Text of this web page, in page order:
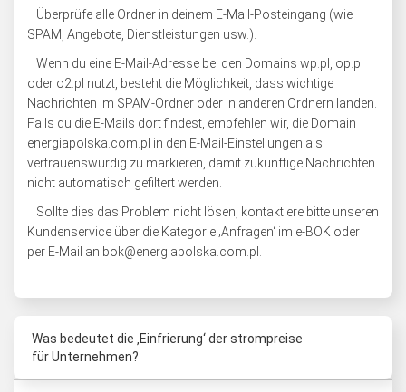
Überprüfe alle Ordner in deinem E-Mail-Posteingang (wie
SPAM, Angebote, Dienstleistungen usw.).
Wenn du eine E-Mail-Adresse bei den Domains wp.pl, op.pl
oder o2.pl nutzt, besteht die Möglichkeit, dass wichtige
Nachrichten im SPAM-Ordner oder in anderen Ordnern landen.
Falls du die E-Mails dort findest, empfehlen wir, die Domain
energiapolska.com.pl in den E-Mail-Einstellungen als
vertrauenswürdig zu markieren, damit zukünftige Nachrichten
nicht automatisch gefiltert werden.
Sollte dies das Problem nicht lösen, kontaktiere bitte unseren
Kundenservice über die Kategorie ‚Anfragen‘ im e-BOK oder
per E-Mail an bok@energiapolska.com.pl
Was bedeutet die ‚Einfrierung‘ der strompreise
für Unternehmen?